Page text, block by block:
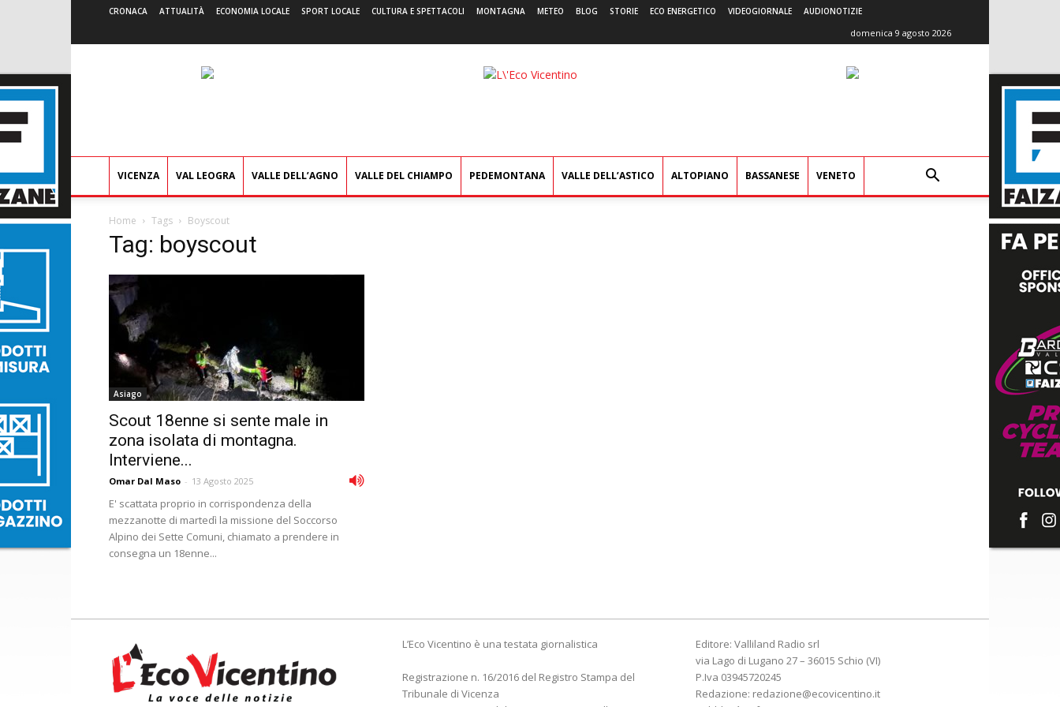
CRONACA ATTUALITÀ ECONOMIA LOCALE SPORT LOCALE CULTURA E SPETTACOLI MONTAGNA METEO BLOG STORIE ECO ENERGETICO VIDEOGIORNALE AUDIONOTIZIE
domenica 9 agosto 2026
L'Eco
VICENZA VAL LEOGRA VALLE DELL’AGNO VALLE DEL CHIAMPO PEDEMONTANA VALLE DELL’ASTICO ALTOPIANO BASSANESE VENETO
Home Tags Boyscout
Tag: boyscout
Asiago
Scout 18enne si sente male in
zona isolata di montagna.
Interviene...
Omar Dal Maso - 13 Agosto 2025
E' scattata proprio in corrispondenza della
mezzanotte di martedì la missione del Soccorso
Alpino dei Sette Comuni, chiamato a prendere in
consegna un 18enne...
L’Eco Vicentino è una testata giornalistica
Registrazione n. 16/2016 del Registro Stampa del
Tribunale di Vicenza
Editore: Valliland Radio srl
via Lago di Lugano 27 – 36015 Schio (VI)
P.Iva 03945720245
Redazione: redazione@ecovicentino.it